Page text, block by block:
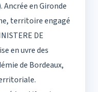
Ancrée en Gironde
territoire engagé
DE
en uvre des
de Bordeaux,